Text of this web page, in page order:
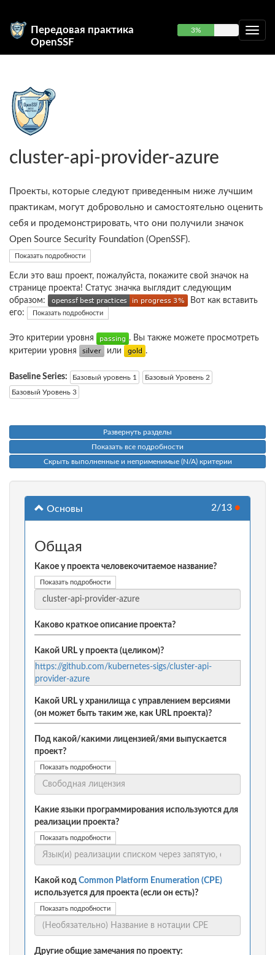
Передовая практика
OpenSSF
3%
cluster-api-provider-azure
Проекты, которые следуют приведенным ниже лучшим
практикам, могут добровольно и самостоятельно оценить
себя и продемонстрировать, что они получили значок
Open Source Security Foundation (OpenSSF).
Показать подробности
Если это ваш проект, пожалуйста, покажите свой значок на
странице проекта! Статус значка выглядит следующим
образом:
Вот как вставить
его:
Показать подробности
Это критерии уровня
. Вы также можете просмотреть
критерии уровня
или .
Baseline Series: Базовый уровень 1
Базовый Уровень 2
Базовый Уровень 3
Развернуть разделы
Показать все подробности
Скрыть выполненные и неприменимые (N/A) критерии
Основы 2/13 ●
Общая
Какое у проекта человекочитаемое название?
Показать подробности
Каково краткое описание проекта?
Какой URL у проекта (целиком)?
https://github.com/kubernetes-sigs/cluster-api-
provider-azure
Какой URL у хранилища с управлением версиями
(он может быть таким же, как URL проекта)?
Под какой/какими лицензией/ями выпускается
проект?
Показать подробности
Какие языки программирования используются для
реализации проекта?
Показать подробности
Какой код Common Platform Enumeration (CPE)
используется для проекта (если он есть)?
Показать подробности
Другие общие замечания по проекту: